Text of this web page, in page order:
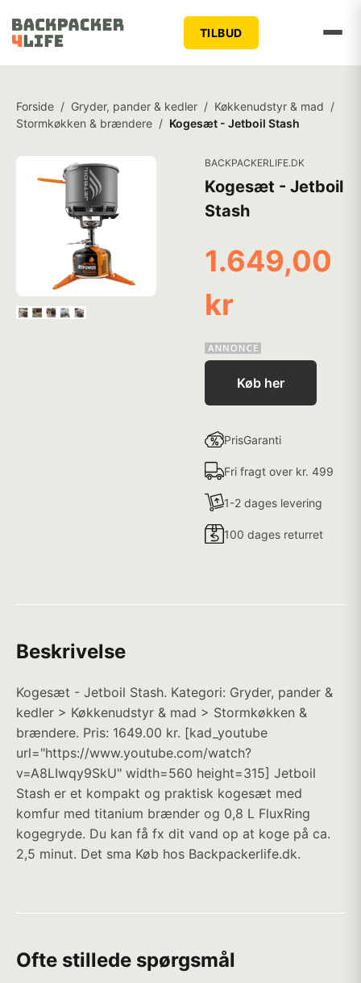
TILBUD
Forside / Gryder, pander & kedler / Køkkenudstyr & mad /
Stormkøkken & brændere / Kogesæt - Jetboil Stash
BACKPACKERLIFE.DK
Kogesæt - Jetboil
Stash
1.649,00
kr
Køb her
PrisGaranti
Fri fragt over kr. 499
1-2 dages levering
100 dages returret
Beskrivelse
Kogesæt - Jetboil Stash. Kategori: Gryder, pander &
kedler > Køkkenudstyr & mad > Stormkøkken &
brændere. Pris: 1649.00 kr. [kad_youtube
url="https://www.youtube.com/watch?
v=A8LIwqy9SkU" width=560 height=315] Jetboil
Stash er et kompakt og praktisk kogesæt med
komfur med titanium brænder og 0,8 L FluxRing
kogegryde. Du kan få fx dit vand op at koge på ca.
2,5 minut. Det sma Køb hos Backpackerlife.dk.
Ofte stillede spørgsmål